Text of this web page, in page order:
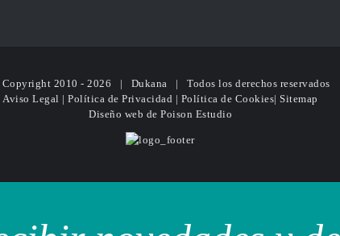
2010 - 2026 | Dukana | Todos los derechos reservados
Aviso Legal |Política de Privacidad | Política de Cookies|Sitemap
Diseño web de Poison Estudio